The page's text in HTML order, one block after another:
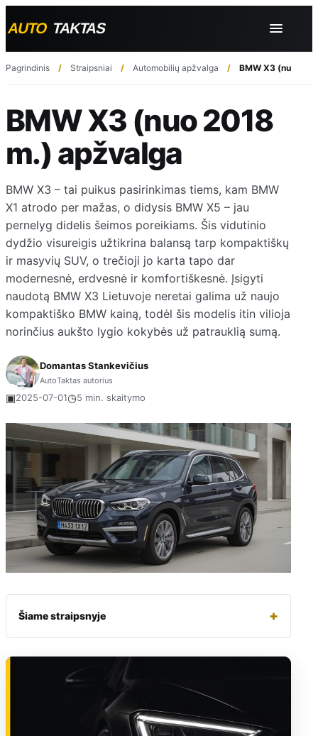
Pagrindinis Straipsniai Automobilių apžvalga BMW X3 (nuo
BMW X3 (nuo 2018
m.) apžvalga
BMW X3 – tai puikus pasirinkimas tiems, kam BMW
X1 atrodo per mažas, o didysis BMW X5 – jau
pernelyg didelis šeimos poreikiams. Šis vidutinio
dydžio visureigis užtikrina balansą tarp kompaktiškų
ir masyvių SUV, o trečioji jo karta tapo dar
modernesnė, erdvesnė ir komfortiškesnė. Įsigyti
naudotą BMW X3 Lietuvoje neretai galima už naujo
kompaktiško BMW kainą, todėl šis modelis itin vilioja
norinčius aukšto lygio kokybės už patrauklią sumą.
Domantas Stankevičius
AutoTaktas autorius
▣2025-07-01◷5 min. skaitymo
Šiame straipsnyje +